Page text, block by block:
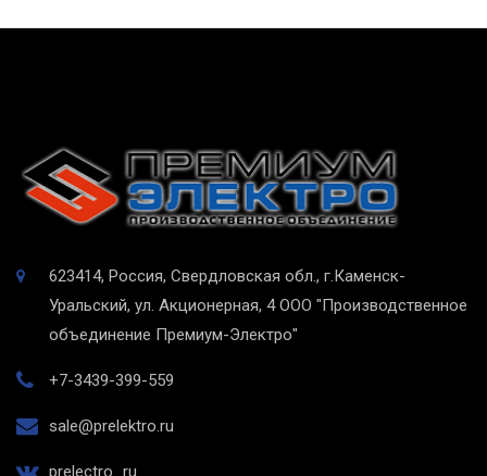
623414, Россия, Свердловская обл., г.Каменск-
Уральский, ул. Акционерная, 4 ООО "Производственное
объединение Премиум-Электро"
+7-3439-399-559
sale@prelektro.ru
prelectro_ru